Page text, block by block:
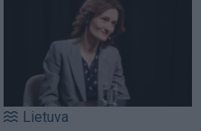
Lietuva